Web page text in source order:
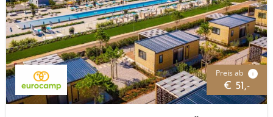
Preis ab i
€ 51,-